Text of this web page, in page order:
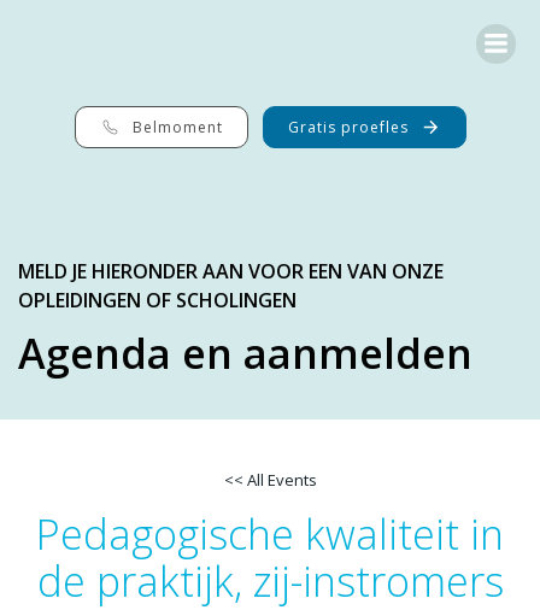
Belmoment Gratis proefles
MELD JE HIERONDER AAN VOOR EEN VAN ONZE
OPLEIDINGEN OF SCHOLINGEN
Agenda en aanmelden
<< All Events
Pedagogische kwaliteit in
de praktijk, zij-instromers